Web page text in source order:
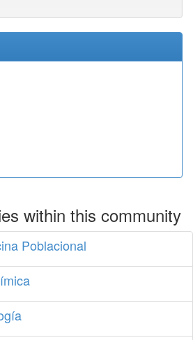
within this community
Poblacional